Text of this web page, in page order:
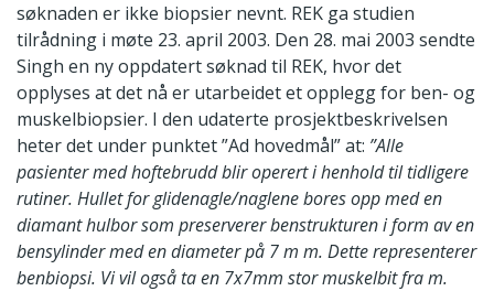
søknaden er ikke biopsier nevnt. REK ga studien
tilrådning i møte 23. april 2003. Den 28. mai 2003 sendte
Singh en ny oppdatert søknad til REK, hvor det
opplyses at det nå er utarbeidet et opplegg for ben- og
muskelbiopsier. I den udaterte prosjektbeskrivelsen
heter det under punktet ”Ad hovedmål” at: ”Alle
pasienter med hoftebrudd blir operert i henhold til tidligere
rutiner. Hullet for glidenagle/naglene bores opp med en
diamant hulbor som preserverer benstrukturen i form av en
bensylinder med en diameter på 7 m m. Dette representerer
benbiopsi. Vi vil også ta en 7x7mm stor muskelbit fra m.